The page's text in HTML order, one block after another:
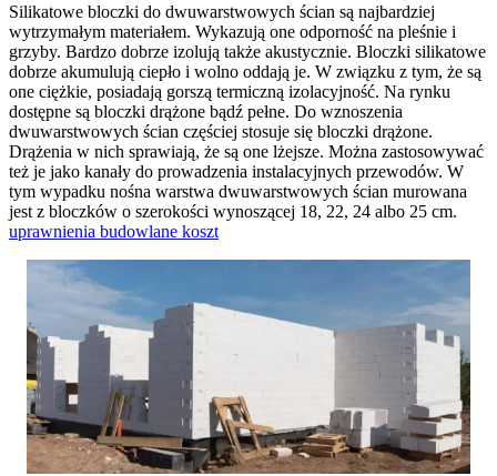
Silikatowe bloczki do dwuwarstwowych ścian są najbardziej
wytrzymałym materiałem. Wykazują one odporność na pleśnie i
grzyby. Bardzo dobrze izolują także akustycznie. Bloczki silikatowe
dobrze akumulują ciepło i wolno oddają je. W związku z tym, że są
one ciężkie, posiadają gorszą termiczną izolacyjność. Na rynku
dostępne są bloczki drążone bądź pełne. Do wznoszenia
dwuwarstwowych ścian częściej stosuje się bloczki drążone.
Drążenia w nich sprawiają, że są one lżejsze. Można zastosowywać
też je jako kanały do prowadzenia instalacyjnych przewodów. W
tym wypadku nośna warstwa dwuwarstwowych ścian murowana
jest z bloczków o szerokości wynoszącej 18, 22, 24 albo 25 cm.
uprawnienia budowlane koszt